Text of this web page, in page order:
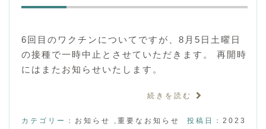
6回目のワクチンについてですが、8月5日土曜日
の接種で一時中止とさせていただきます。 再開時
にはまたお知らせいたします。
続きを読む
カテゴリー： お知らせ , 重要なお知らせ 投稿日： 2023